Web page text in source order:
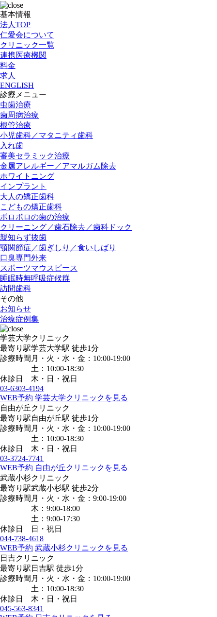
基本情報
法人TOP
仁愛会について
クリニック一覧
連携医療機関
料金
求人
ENGLISH
診療メニュー
虫歯治療
歯周病治療
根管治療
小児歯科／マタニティ歯科
入れ歯
審美セラミック治療
金属アレルギー／アマルガム除去
ホワイトニング
インプラント
大人の矯正歯科
こどもの矯正歯科
ボロボロの歯の治療
クリーニング／歯石除去／歯科ドック
親知らず抜歯
顎関節症／歯ぎしり／食いしばり
口臭専門外来
スポーツマウスピース
睡眠時無呼吸症候群
訪問歯科
その他
お知らせ
治療症例集
学芸大学クリニック
最寄り駅学芸大学駅 徒歩1分
診療時間 月・火・水・金：10:00-19:00
土：10:00-18:30
休診日
木・日・祝日
03-6303-4194
WEB予約 学芸大学クリニックを見る
自由が丘クリニック
最寄り駅自由が丘駅 徒歩1分
診療時間 月・火・水・金：10:00-19:00
土：10:00-18:30
休診日
木・日・祝日
03-3724-7741
WEB予約 自由が丘クリニックを見る
武蔵小杉クリニック
最寄り駅武蔵小杉駅 徒歩2分
診療時間 月・火・水・金：9:00-19:00
木：9:00-18:00
土：9:00-17:30
休診日
日・祝日
044-738-4618
WEB予約 武蔵小杉クリニックを見る
日吉クリニック
最寄り駅 日吉駅 徒歩1分
診療時間 月・火・水・金：10:00-19:00
土：10:00-18:30
休診日
木・日・祝日
045-563-8341